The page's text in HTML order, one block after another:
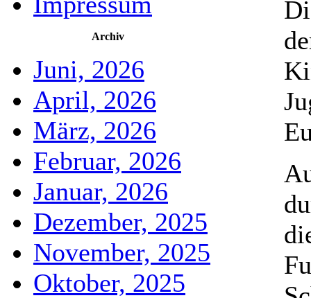
Archiv
Juni, 2026
April, 2026
März, 2026
Februar, 2026
Januar, 2026
Dezember, 2025
November, 2025
Oktober, 2025